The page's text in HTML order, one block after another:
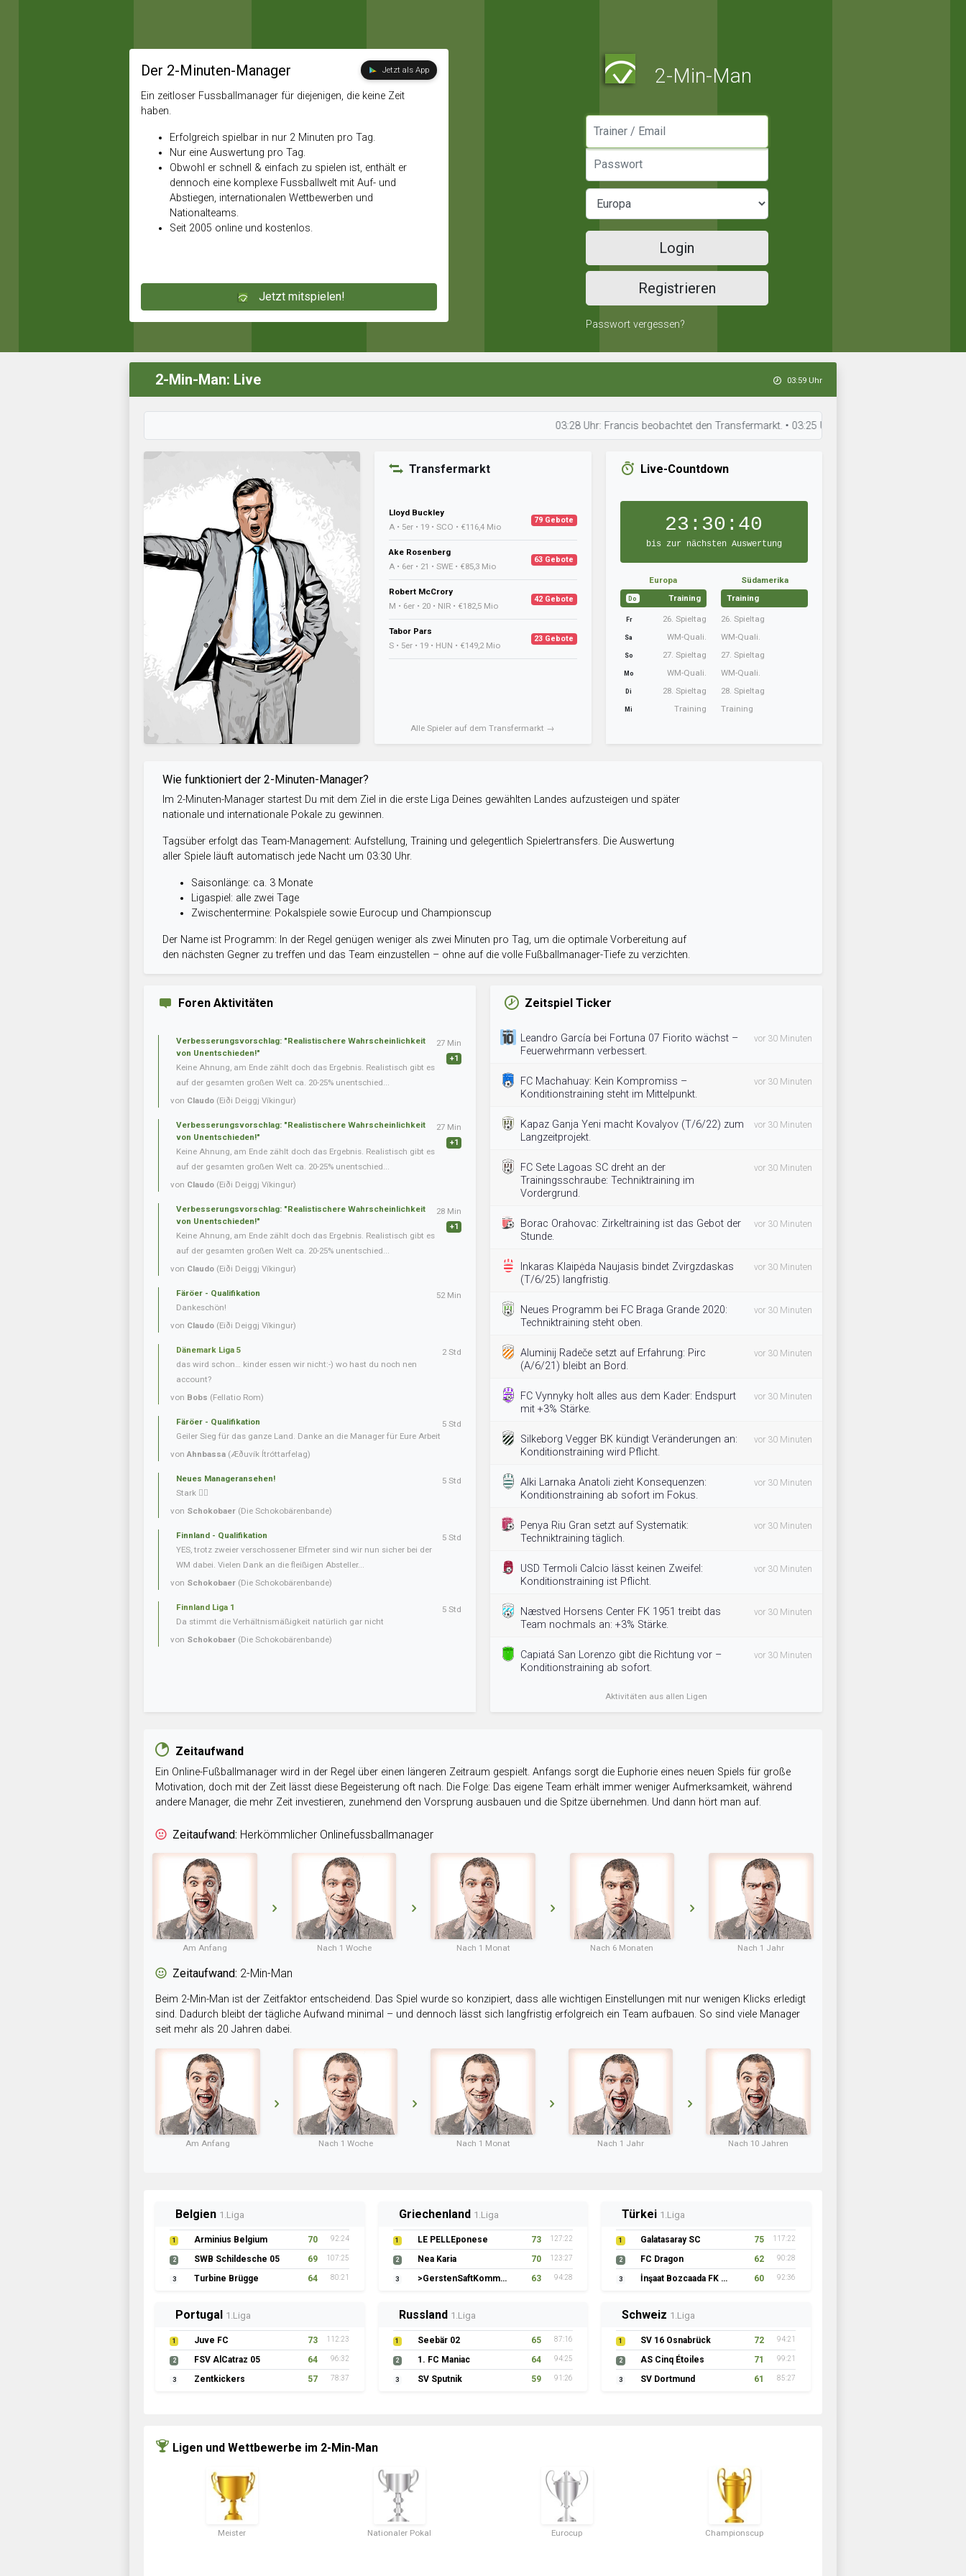
Der 2-Minuten-Manager Jetzt als App
Ein zeitloser Fussballmanager für diejenigen, die keine Zeit
haben.
Erfolgreich spielbar in nur 2 Minuten pro Tag.
Nur eine Auswertung pro Tag.
Obwohl er schnell & einfach zu spielen ist, enthält er
dennoch eine komplexe Fussballwelt mit Auf- und
Abstiegen, internationalen Wettbewerben und
Nationalteams.
Seit 2005 online und kostenlos.
Jetzt mitspielen!
2-Min-Man
Login
Registrieren
Passwort vergessen?
2-Min-Man: Live 03:59 Uhr
03:28 Uhr: Francis beobachtet den Transfermarkt. • 03:25 Uhr: Eiði Deiggj Víkingur hat sein
Transfermarkt
Lloyd Buckley
A • 5er • 19 • SCO • €116,4 Mio
79 Gebote
Ake Rosenberg
A • 6er • 21 • SWE • €85,3 Mio
63 Gebote
Robert McCrory
M • 6er • 20 • NIR • €182,5 Mio
42 Gebote
Tabor Pars
S • 5er • 19 • HUN • €149,2 Mio
23 Gebote
Alle Spieler auf dem Transfermarkt →
Live-Countdown
23:30:39
bis zur nächsten Auswertung
Europa
Do Training
Fr 26. Spieltag
Sa WM-Quali.
So 27. Spieltag
Mo WM-Quali.
Di 28. Spieltag
Mi Training
Südamerika
Training
26. Spieltag
WM-Quali.
27. Spieltag
WM-Quali.
28. Spieltag
Training
Wie funktioniert der 2-Minuten-Manager?
Im 2-Minuten-Manager startest Du mit dem Ziel in die erste Liga Deines gewählten Landes aufzusteigen und später
nationale und internationale Pokale zu gewinnen.
Tagsüber erfolgt das Team-Management: Aufstellung, Training und gelegentlich Spielertransfers. Die Auswertung
aller Spiele läuft automatisch jede Nacht um 03:30 Uhr.
Saisonlänge: ca. 3 Monate
Ligaspiel: alle zwei Tage
Zwischentermine: Pokalspiele sowie Eurocup und Championscup
Der Name ist Programm: In der Regel genügen weniger als zwei Minuten pro Tag, um die optimale Vorbereitung auf
den nächsten Gegner zu treffen und das Team einzustellen – ohne auf die volle Fußballmanager-Tiefe zu verzichten.
Foren Aktivitäten
Verbesserungsvorschlag: "Realistischere Wahrscheinlichkeit
von Unentschieden!"
Keine Ahnung, am Ende zählt doch das Ergebnis. Realistisch gibt es
auf der gesamten großen Welt ca. 20-25% unentschied...
von Claudo (Eiði Deiggj Víkingur)
27 Min
+1
Verbesserungsvorschlag: "Realistischere Wahrscheinlichkeit
von Unentschieden!"
Keine Ahnung, am Ende zählt doch das Ergebnis. Realistisch gibt es
auf der gesamten großen Welt ca. 20-25% unentschied...
von Claudo (Eiði Deiggj Víkingur)
27 Min
+1
Verbesserungsvorschlag: "Realistischere Wahrscheinlichkeit
von Unentschieden!"
Keine Ahnung, am Ende zählt doch das Ergebnis. Realistisch gibt es
auf der gesamten großen Welt ca. 20-25% unentschied...
von Claudo (Eiði Deiggj Víkingur)
28 Min
+1
Färöer - Qualifikation
Dankeschön!
von Claudo (Eiði Deiggj Víkingur)
52 Min
Dänemark Liga 5
das wird schon… kinder essen wir nicht:-) wo hast du noch nen
account?
von Bobs (Fellatio Rom)
2 Std
Färöer - Qualifikation
Geiler Sieg für das ganze Land. Danke an die Manager für Eure Arbeit
vonAhnbassa (Æðuvík Ítróttarfelag)
5 Std
Neues Manageransehen!
Stark 👍🏼
von Schokobaer (Die Schokobärenbande)
5 Std
Finnland - Qualifikation
YES, trotz zweier verschossener Elfmeter sind wir nun sicher bei der
WM dabei. Vielen Dank an die fleißigen Absteller...
von Schokobaer (Die Schokobärenbande)
5 Std
Finnland Liga 1
Da stimmt die Verhältnismäßigkeit natürlich gar nicht
von Schokobaer (Die Schokobärenbande)
5 Std
Zeitspiel Ticker
Leandro García bei Fortuna 07 Fiorito wächst –
Feuerwehrmann verbessert.
vor 30 Minuten
FC Machahuay: Kein Kompromiss –
Konditionstraining steht im Mittelpunkt.
vor 30 Minuten
Kapaz Ganja Yeni macht Kovalyov (T/6/22) zum
Langzeitprojekt.
vor 30 Minuten
FC Sete Lagoas SC dreht an der
Trainingsschraube: Techniktraining im
Vordergrund.
vor 30 Minuten
Borac Orahovac: Zirkeltraining ist das Gebot der
Stunde.
vor 30 Minuten
Inkaras Klaipėda Naujasis bindet Zvirgzdaskas
(T/6/25) langfristig.
vor 30 Minuten
Neues Programm bei FC Braga Grande 2020:
Techniktraining steht oben.
vor 30 Minuten
Aluminij Radeče setzt auf Erfahrung: Pirc
(A/6/21) bleibt an Bord.
vor 30 Minuten
FC Vynnyky holt alles aus dem Kader: Endspurt
mit +3% Stärke.
vor 30 Minuten
Silkeborg Vegger BK kündigt Veränderungen an:
Konditionstraining wird Pflicht.
vor 30 Minuten
Alki Larnaka Anatoli zieht Konsequenzen:
Konditionstraining ab sofort im Fokus.
vor 30 Minuten
Penya Riu Gran setzt auf Systematik:
Techniktraining täglich.
vor 30 Minuten
USD Termoli Calcio lässt keinen Zweifel:
Konditionstraining ist Pflicht.
vor 30 Minuten
Næstved Horsens Center FK 1951 treibt das
Team nochmals an: +3% Stärke.
vor 30 Minuten
Capiatá San Lorenzo gibt die Richtung vor –
Konditionstraining ab sofort.
vor 30 Minuten
Aktivitäten aus allen Ligen
Zeitaufwand
Ein Online-Fußballmanager wird in der Regel über einen längeren Zeitraum gespielt. Anfangs sorgt die Euphorie eines neuen Spiels für große
Motivation, doch mit der Zeit lässt diese Begeisterung oft nach. Die Folge: Das eigene Team erhält immer weniger Aufmerksamkeit, während
andere Manager, die mehr Zeit investieren, zunehmend den Vorsprung ausbauen und die Spitze übernehmen. Und dann hört man auf.
Zeitaufwand: Herkömmlicher Onlinefussballmanager
Am Anfang Nach 1 Woche Nach 1 Monat Nach 6 Monaten Nach 1 Jahr
Zeitaufwand: 2-Min-Man
Beim 2-Min-Man ist der Zeitfaktor entscheidend. Das Spiel wurde so konzipiert, dass alle wichtigen Einstellungen mit nur wenigen Klicks erledigt
sind. Dadurch bleibt der tägliche Aufwand minimal – und dennoch lässt sich langfristig erfolgreich ein Team aufbauen. So sind viele Manager
seit mehr als 20 Jahren dabei.
Am Anfang Nach 1 Woche Nach 1 Monat Nach 1 Jahr Nach 10 Jahren
Belgien 1.Liga
1 Arminius Belgium 70 92:24
2 SWB Schildesche 05 69 107:25
3 Turbine Brügge 64 80:21
Griechenland 1.Liga
1 LE PELLEponese 73 127:22
2 Nea Karia 70 123:27
3 >GerstenSaftKommando 63 94:28
Türkei 1.Liga
1 Galatasaray SC 75 117:22
2 FC Dragon 62 90:28
3 İnşaat Bozcaada FK 1957 60 92:36
Portugal 1.Liga
1 Juve FC 73 112:23
2 FSV AlCatraz 05 64 96:32
3 Zentkickers 57 78:37
Russland 1.Liga
1 Seebär 02 65 87:16
2 1. FC Maniac 64 94:25
3 SV Sputnik 59 91:26
Schweiz 1.Liga
1 SV 16 Osnabrück 72 94:21
2 AS Cinq Étoiles 71 99:21
3 SV Dortmund 61 85:27
Ligen und Wettbewerbe im 2-Min-Man
Meister Nationaler Pokal Eurocup Championscup